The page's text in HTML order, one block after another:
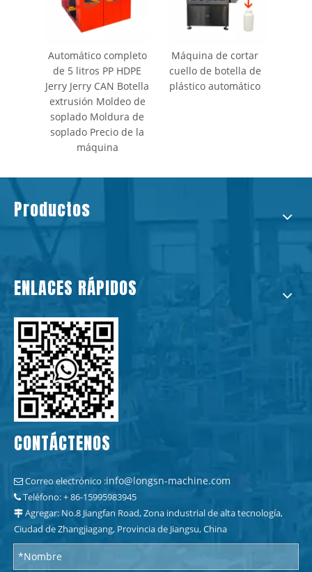
Automático completo
de 5 litros PP HDPE
Jerry Jerry CAN Botella
extrusión Moldeo de
soplado Moldura de
soplado Precio de la
máquina
Máquina de cortar
cuello de botella de
plástico automático
Productos
ENLACES RÁPIDOS
CONTÁCTENOS
 Correo electrónico :info@longsn-machine.com
 Teléfono: + 86-15995983945
 Agregar: No.8 Jiangfan Road, Zona industrial de alta tecnología,
Ciudad de Zhangjiagang, Provincia de Jiangsu, China